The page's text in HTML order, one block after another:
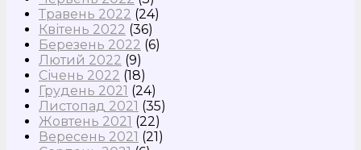
Травень 2022 (24)
Квітень 2022 (36)
Березень 2022 (6)
Лютий 2022 (9)
Січень 2022 (18)
Грудень 2021 (24)
Листопад 2021 (35)
Жовтень 2021 (22)
Вересень 2021 (21)